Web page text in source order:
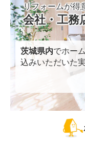
リフォームが得
会社・工務
茨城県内でホー
込みいただいた